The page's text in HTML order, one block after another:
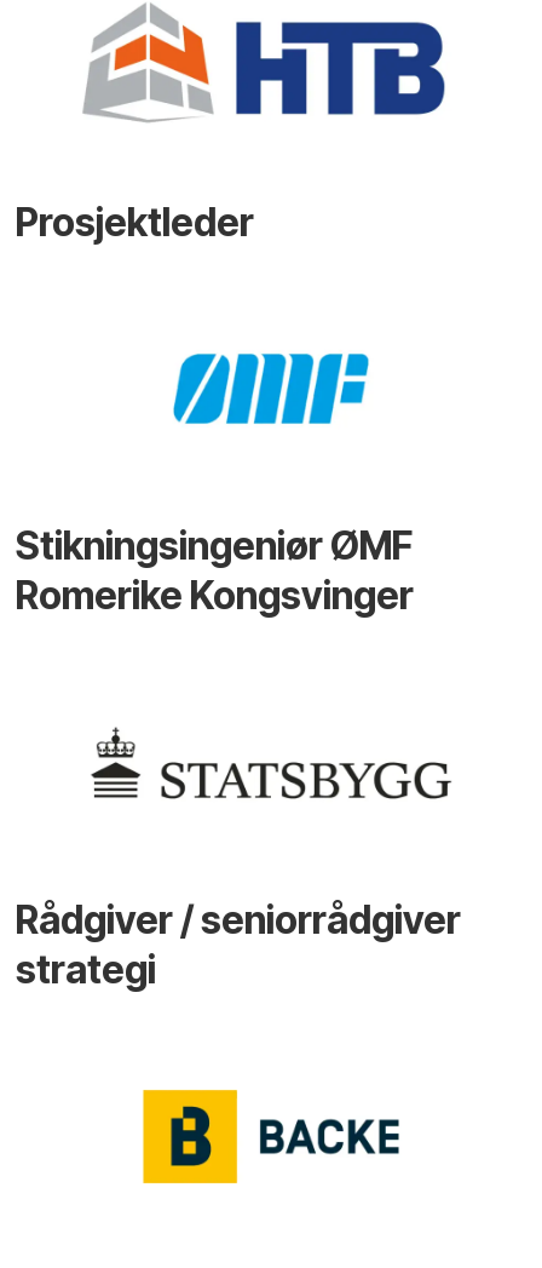
Prosjektleder
Stikningsingeniør ØMF
Romerike Kongsvinger
Rådgiver / seniorrådgiver
strategi